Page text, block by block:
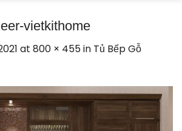
vietkithome
at 800 × 455in Tủ Bếp Gỗ